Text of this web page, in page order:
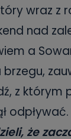
wraz z
nad
a
z którym
odpływać.
że